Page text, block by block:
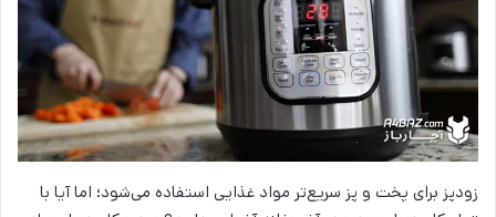
زودپز برای پخت و پز سریع‌تر مواد غذایی استفاده می‌شود؛ اما آیا با